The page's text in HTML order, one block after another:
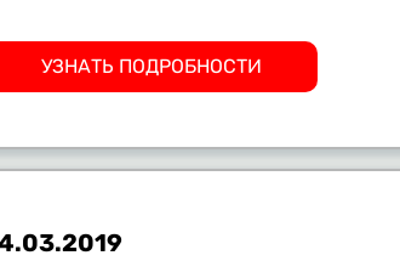
УЗНАТЬ ПОДРОБНОСТИ